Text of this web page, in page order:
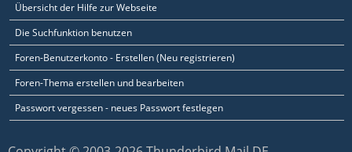
Übersicht der Hilfe zur Webseite
Die Suchfunktion benutzen
Foren-Benutzerkonto - Erstellen (Neu registrieren)
Foren-Thema erstellen und bearbeiten
Passwort vergessen - neues Passwort festlegen